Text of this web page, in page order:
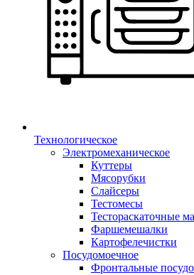
Технологическое
Электромеханическое
Куттеры
Мясорубки
Слайсеры
Тестомесы
Тестораскаточные
Фаршемешалки
Картофелечистки
Посудомоечное
Фронтальные